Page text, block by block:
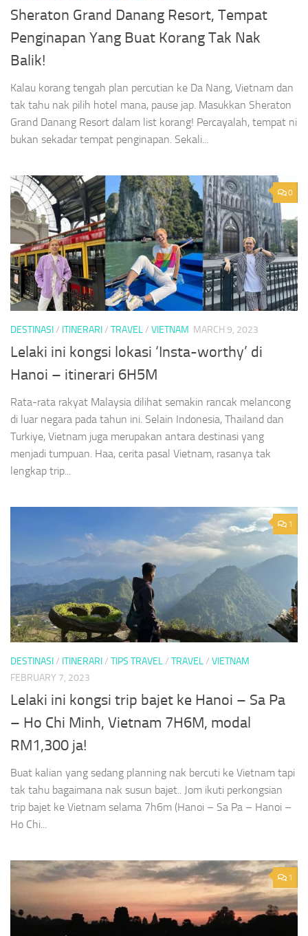
Sheraton Grand Danang Resort, Tempat
Penginapan Yang Buat Korang Tak Nak
Balik!
Kalau korang tengah plan percutian ke Da Nang, Vietnam dan
tak tahu nak pilih hotel mana, pause jap. Masukkan Sheraton
Grand Danang Resort dalam list korang! Percayalah, tempat ni
bukan sekadar tempat penginapan. Sekali...
0
DESTINASI/ ITINERARI/ TRAVEL/ VIETNAM MARCH 9, 2023
Lelaki ini kongsi lokasi ‘Insta-worthy’ di
Hanoi – itinerari 6H5M
Rata-rata rakyat Malaysia dilihat semakin rancak melancong
di luar negara pada tahun ini. Selain Indonesia, Thailand dan
Turkiye, Vietnam juga merupakan antara destinasi yang
menjadi tumpuan. Haa, cerita pasal Vietnam, rasanya tak
lengkap trip...
1
DESTINASI/ ITINERARI/ TIPS TRAVEL/ TRAVEL/ VIETNAM
FEBRUARY 7, 2023
Lelaki ini kongsi trip bajet ke Hanoi – Sa Pa
– Ho Chi Minh, Vietnam 7H6M, modal
RM1,300 ja!
Buat kalian yang sedang planning nak bercuti ke Vietnam tapi
tak tahu bagaimana nak susun bajet.. Jom ikuti perkongsian
trip bajet ke Vietnam selama 7h6m (Hanoi – Sa Pa – Hanoi –
Ho Chi...
1